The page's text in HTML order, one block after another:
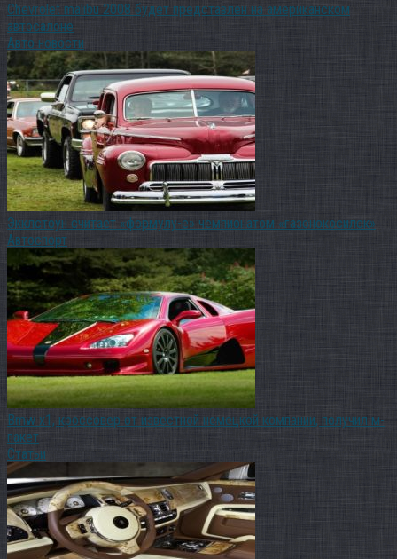
Chevrolet malibu 2008 будет представлен на американском
автосалоне
Авто новости
Экклстоун считает «формулу-е» чемпионатом «газонокосилок»
Автоспорт
Bmw x1, кроссовер от известной немецкой компании, получил м-
пакет
Статьи